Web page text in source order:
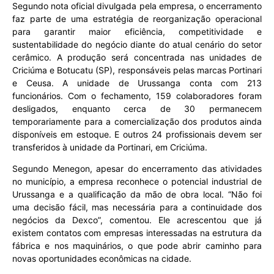
Segundo nota oficial divulgada pela empresa, o encerramento
faz parte de uma estratégia de reorganização operacional
para garantir maior eficiência, competitividade e
sustentabilidade do negócio diante do atual cenário do setor
cerâmico. A produção será concentrada nas unidades de
Criciúma e Botucatu (SP), responsáveis pelas marcas Portinari
e Ceusa. A unidade de Urussanga conta com 213
funcionários. Com o fechamento, 159 colaboradores foram
desligados, enquanto cerca de 30 permanecem
temporariamente para a comercialização dos produtos ainda
disponíveis em estoque. E outros 24 profissionais devem ser
transferidos à unidade da Portinari, em Criciúma.
Segundo Menegon, apesar do encerramento das atividades
no município, a empresa reconhece o potencial industrial de
Urussanga e a qualificação da mão de obra local. “Não foi
uma decisão fácil, mas necessária para a continuidade dos
negócios da Dexco”, comentou. Ele acrescentou que já
existem contatos com empresas interessadas na estrutura da
fábrica e nos maquinários, o que pode abrir caminho para
novas oportunidades econômicas na cidade.